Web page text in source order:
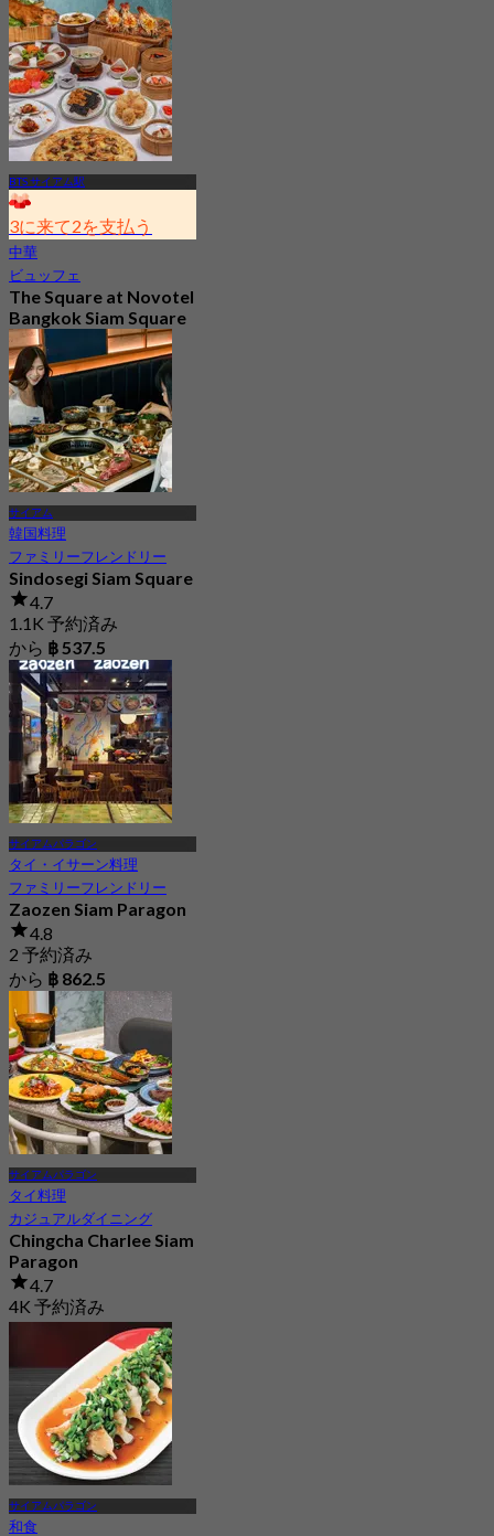
から฿ 845
BTS サイアム駅
3に来て2を支払う
中華
ビュッフェ
The Square at Novotel
Bangkok Siam Square
4.5
2.7K 予約済み
から฿ 353.33
サイアム
韓国料理
ファミリーフレンドリー
Sindosegi Siam Square
4.7
1.1K 予約済み
から ฿ 537.5
サイアムパラゴン
タイ・イサーン料理
ファミリーフレンドリー
Zaozen Siam Paragon
4.8
2 予約済み
から ฿ 862.5
サイアムパラゴン
タイ料理
カジュアルダイニング
Chingcha Charlee Siam
Paragon
4.7
4K 予約済み
サイアムパラゴン
和食